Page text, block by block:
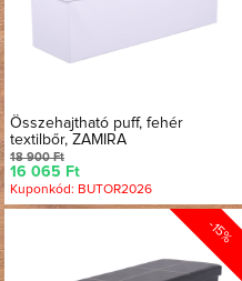
Összehajtható puff, fehér
textilbőr, ZAMIRA
18 900 Ft
16 065 Ft
Kuponkód: BUTOR2026
-15%